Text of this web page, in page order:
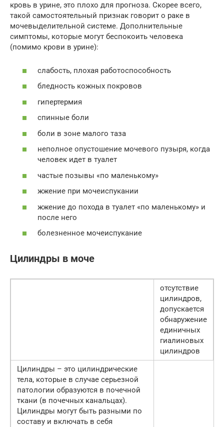
кровь в урине, это плохо для прогноза. Скорее всего,
такой самостоятельный признак говорит о раке в
мочевыделительной системе. Дополнительные
симптомы, которые могут беспокоить человека
(помимо крови в урине):
слабость, плохая работоспособность
бледность кожных покровов
гипертермия
спинные боли
боли в зоне малого таза
неполное опустошение мочевого пузыря, когда
человек идет в туалет
частые позывы «по маленькому»
жжение при мочеиспукании
жжение до похода в туалет «по маленькому» и
после него
болезненное мочеиспукание
Цилиндры в моче
отсутствие
цилиндров,
допускается
обнаружение
единичных
гиалиновых
цилиндров
Цилиндры – это цилиндрические
тела, которые в случае серьезной
патологии образуются в почечной
ткани (в почечных канальцах).
Цилиндры могут быть разными по
составу и включать в себя